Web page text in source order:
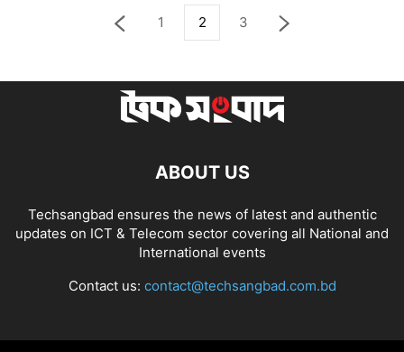
1 2 3
ABOUT US
Techsangbad ensures the news of latest and authentic
updates on ICT & Telecom sector covering all National and
International events
Contact us: contact@techsangbad.com.bd